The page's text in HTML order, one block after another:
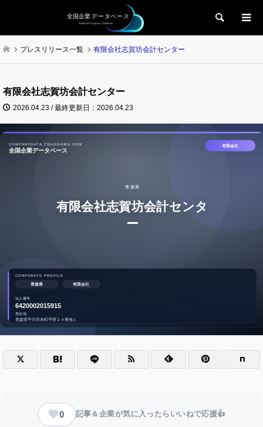
検索
プレスリリース一覧 有限会社志賀坊会計センター
有限会社志賀坊会計センター
2026.04.23 / 最終更新日：2026.04.23
0 記事＆企業が気に入ったらいいねで応援👍